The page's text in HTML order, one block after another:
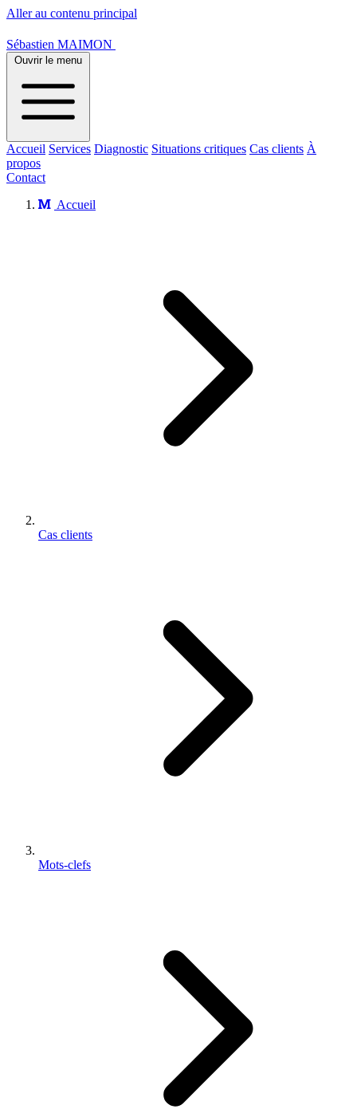
Aller au contenu principal
Sébastien MAIMON
Ouvrir le menu
Accueil Services Diagnostic Situations critiques Cas clients À
propos
Contact
Accueil
Cas clients
Mots-clefs